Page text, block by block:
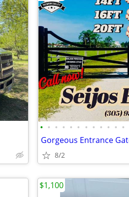
• • • • • • • • • • • •
8/2
$1,100